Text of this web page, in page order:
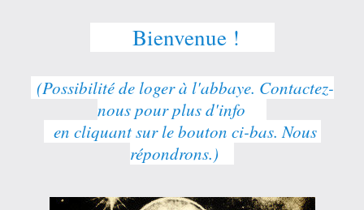
Bienvenue !
(Possibilité de loger à l'abbaye. Contactez-
nous pour plus d'info
en cliquant sur le bouton ci-bas. Nous
répondrons.)